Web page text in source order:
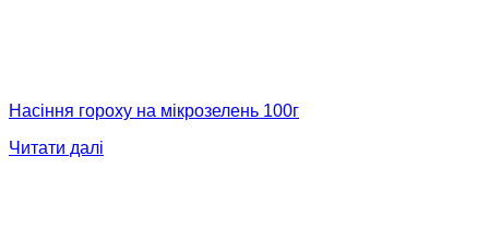
Насіння гороху на мікрозелень 100г
Читати далі